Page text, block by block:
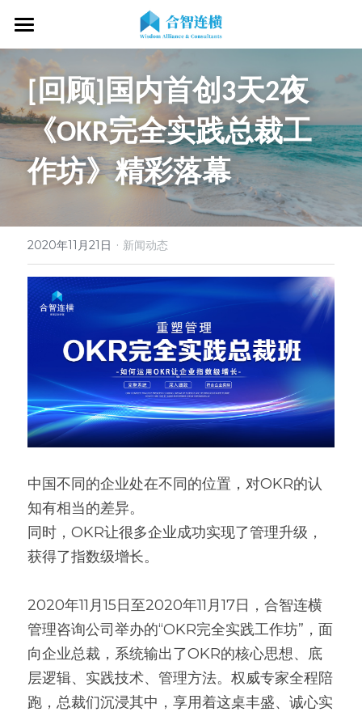
首页
关于我们
关于我们
OKR专家
客户见证
专业服务
OKR服务体系
OKR战略解码
OKR工作坊/定制培训
OKR教练认证/训战
经营分析会
高质量复盘
OKR教练认证
OKR证书查询
专家视频
专业书籍
在线课程
最新洞见
新闻动态
搜索
[回顾]国内首创3天2夜
《OKR完全实践总裁工
作坊》精彩落幕
2020年11月21日 · 新闻动态
中国不同的企业处在不同的位置，对OKR的认
知有相当的差异。
同时，OKR让很多企业成功实现了管理升级，
获得了指数级增长。
2020年11月15日至2020年11月17日，合智连横
管理咨询公司举办的“OKR完全实践工作坊”，面
向企业总裁，系统输出了OKR的核心思想、底
层逻辑、实践技术、管理方法。权威专家全程陪
跑，总裁们沉浸其中，享用着这桌丰盛、诚心实